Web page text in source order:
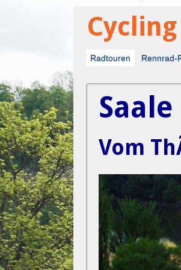
Fahr Rad -
Radtouren Rennrad-
Vom